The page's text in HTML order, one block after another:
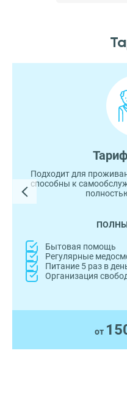
Подходит для
способны к
Бытовая помощь
Регулярные
Питание 5 раз в
Организация
от